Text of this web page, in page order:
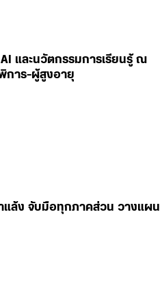
และนวัตกรรมการเรียนรู้ ณ
พิการ-ผู้สูงอายุ
แล้ง จับมือทุกภาคส่วน วางแผน